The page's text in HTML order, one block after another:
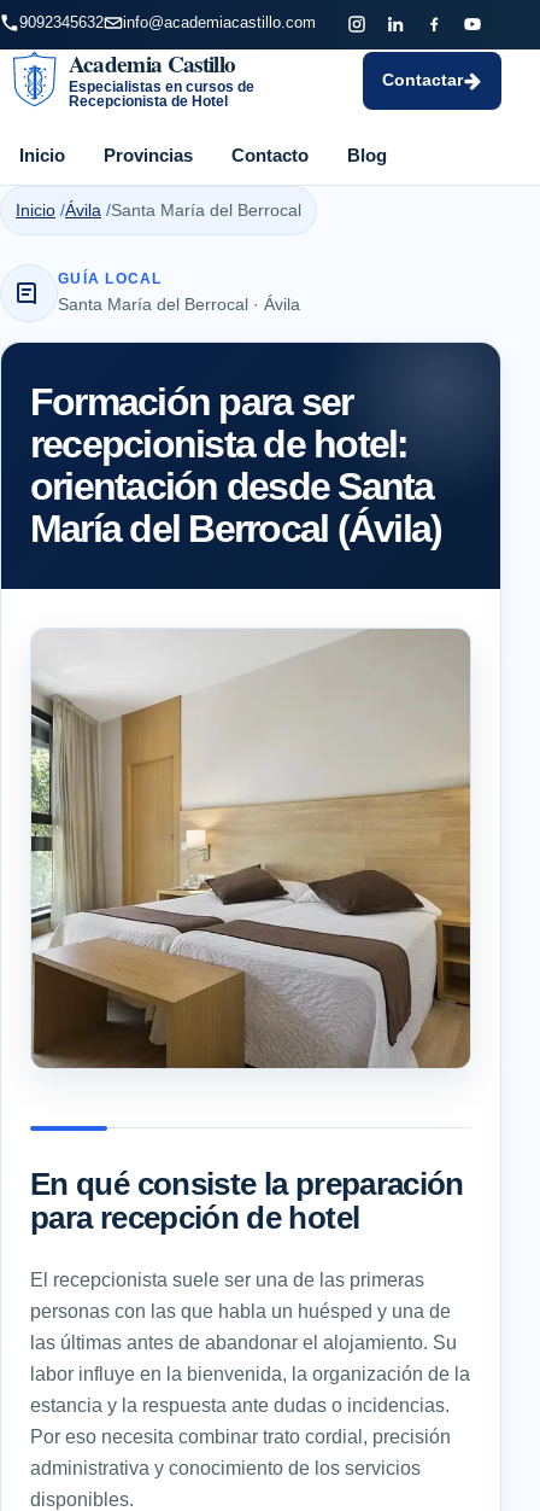
9092345632 info@academiacastillo.com
Academia Castillo
Especialistas en cursos de
Recepcionista de Hotel
Inicio Provincias Contacto Blog
Contactar
Inicio Ávila Santa María del Berrocal
GUÍA LOCAL
Santa María del Berrocal · Ávila
Formación para ser
recepcionista de hotel:
orientación desde Santa
María del Berrocal (Ávila)
En qué consiste la preparación
para recepción de hotel
El recepcionista suele ser una de las primeras
personas con las que habla un huésped y una de
las últimas antes de abandonar el alojamiento. Su
labor influye en la bienvenida, la organización de la
estancia y la respuesta ante dudas o incidencias.
Por eso necesita combinar trato cordial, precisión
administrativa y conocimiento de los servicios
disponibles.